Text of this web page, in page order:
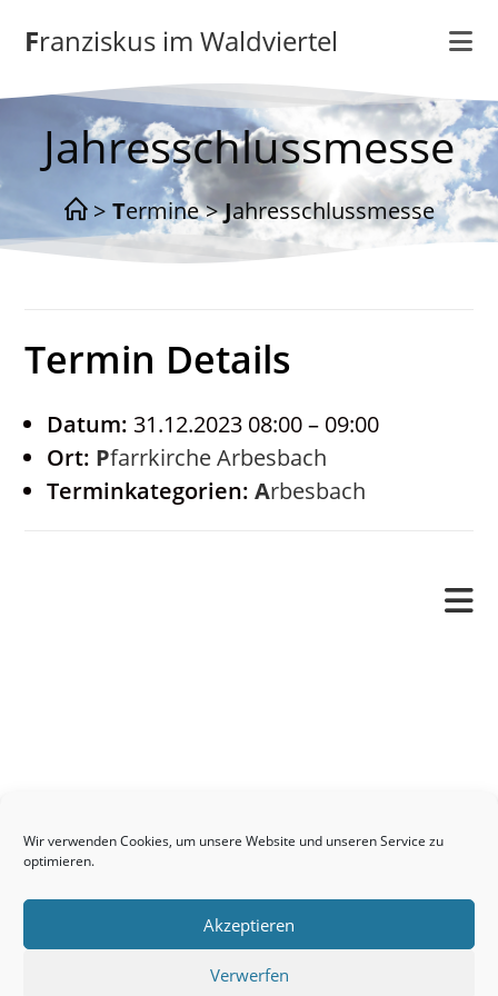
Wir verwenden Cookies, um unsere Website und unseren Service zu
optimieren.
Akzeptieren
Verwerfen
Inhalt
springenFranziskus im Waldviertel
Jahresschlussmesse
> Termine > Jahresschlussmesse
Termin Details
Datum: 31.12.2023 08:00– 09:00
Ort:
Pfarrkirche Arbesbach
Terminkategorien:
Arbesbach
Kontakt
Links
Neuigkeiten
Seelsorge / Sakramente